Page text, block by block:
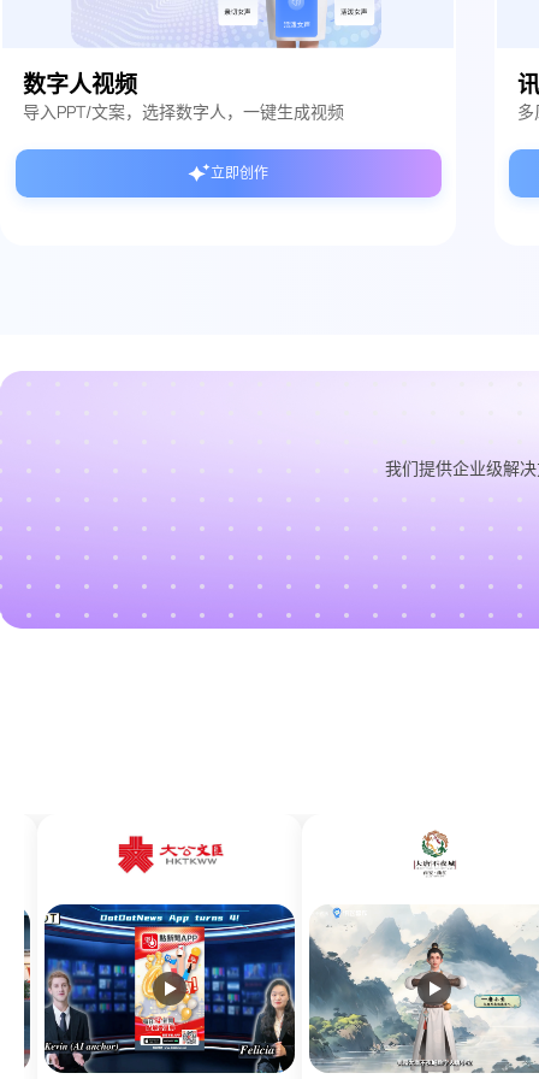
数字人视频
导入PPT/文案，选择数字人，一键生成视频
立即创作
我们提供企业级解